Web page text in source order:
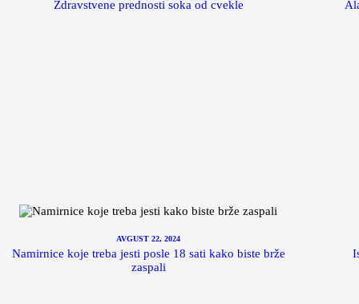
Zdravstvene prednosti soka od cvekle
AVGUST 22, 2024
Namirnice koje treba jesti posle 18 sati kako biste brže
zaspali